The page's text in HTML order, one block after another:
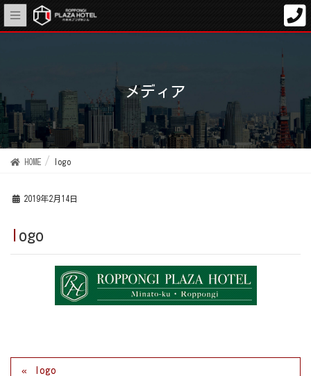
メディア
HOME logo
2019年2月14日
logo
logo